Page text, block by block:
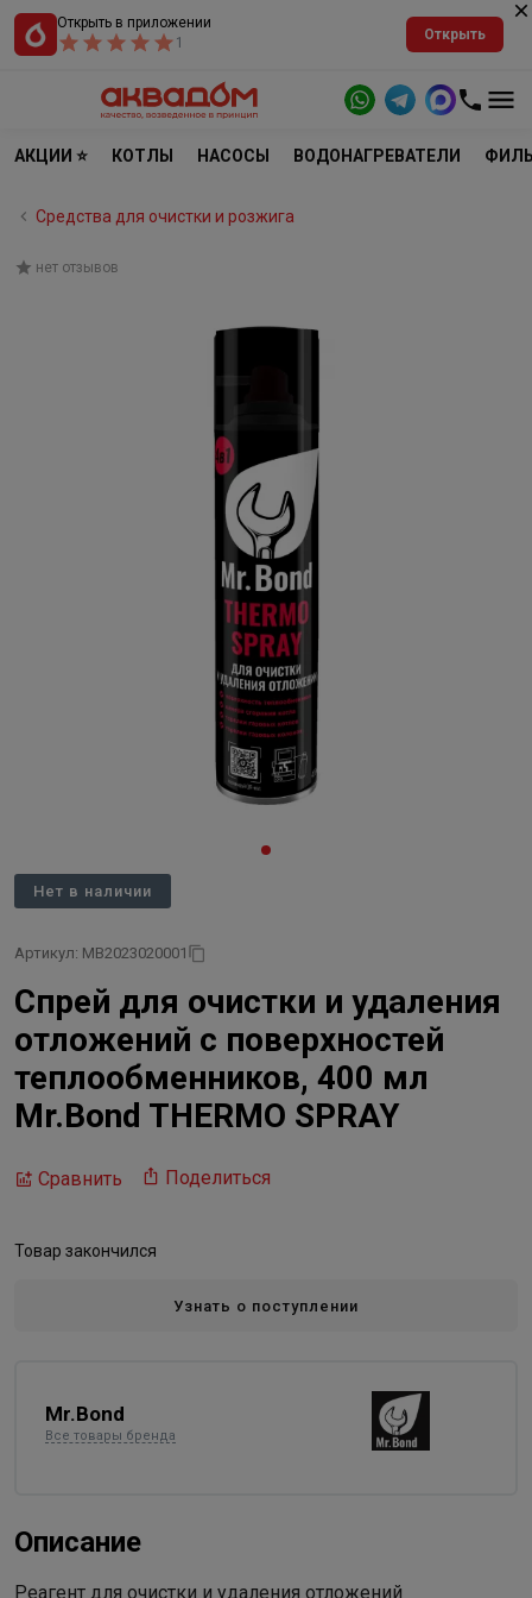
Открыть в приложении
1
Открыть
АКЦИИ ⭐ КОТЛЫ НАСОСЫ ВОДОНАГРЕВАТЕЛИ
Средства для очистки и розжига
нет отзывов
Нет в наличии
Артикул: MB2023020001
Спрей для очистки и удаления
отложений с поверхностей
теплообменников, 400 мл
Mr.Bond THERMO SPRAY
Сравнить Поделиться
Товар закончился
Узнать о поступлении
Mr.Bond
Все товары бренда
Описание
Реагент для очистки и удаления отложений